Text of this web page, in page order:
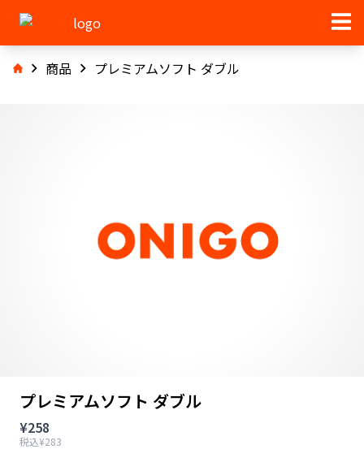
商品 プレミアムソフト ダブル
プレミアムソフト ダブル
¥258
税込¥283